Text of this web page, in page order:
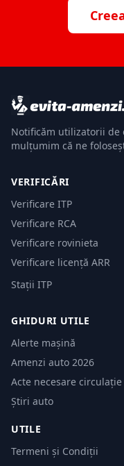
Notificăm utilizatorii de
mulțumim că ne
VERIFICĂRI
Verificare ITP
Verificare RCA
Verificare rovinieta
Verificare licență ARR
Stații ITP
GHIDURI UTILE
Alerte mașină
Amenzi auto 2026
Acte necesare circulație
Știri auto
UTILE
Termeni și Condiții